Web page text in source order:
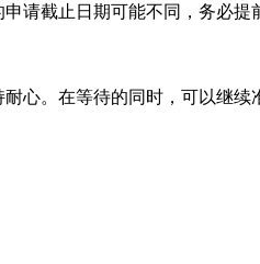
请截止日期可能不同，务必提
心。在等待的同时，可以继